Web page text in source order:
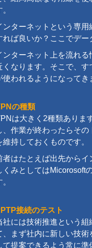
ンターネットという専
れば良いか？ここでデ
ンターネット上を流れ
くなります。そこで、
使われるようになってき
の種類
は大きく2種類ありま
、作業が終わったらそ
維持しておくものです。
者はたとえば出先から
くみとしてはMicorosoft
接続のテスト
社には技術推進という
、まず社内に新しい技
て提案できるよう常に